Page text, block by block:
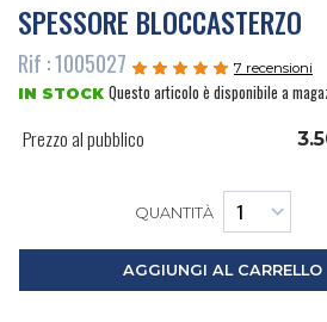
SPESSORE BLOCCASTERZO
Rif : 1005027 7 recensioni
IN STOCK Questo articolo è disponibile a
Prezzo al pubblico
QUANTITÀ
AGGIUNGI AL CARRELLO